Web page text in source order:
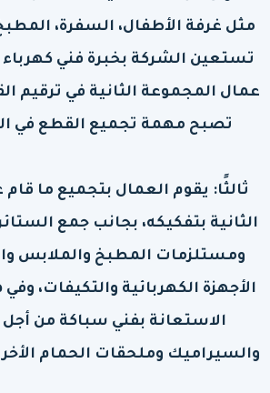
مثل غرفة الأطفال، السفرة،
تستعين الشركة بخبرة فني
عمال المجموعة الثانية في ترقيم
تصبح مهمة تجميع القطع في
ثالثًا: يقوم العمال بتجميع ما
الثانية بتفكيكه، بجانب جمع
ومستلزمات المطبخ والملابس
الأجهزة الكهربائية والتكيفات،
الاستعانة بفني سباكة من
والسيراميك وملحقات الحمام